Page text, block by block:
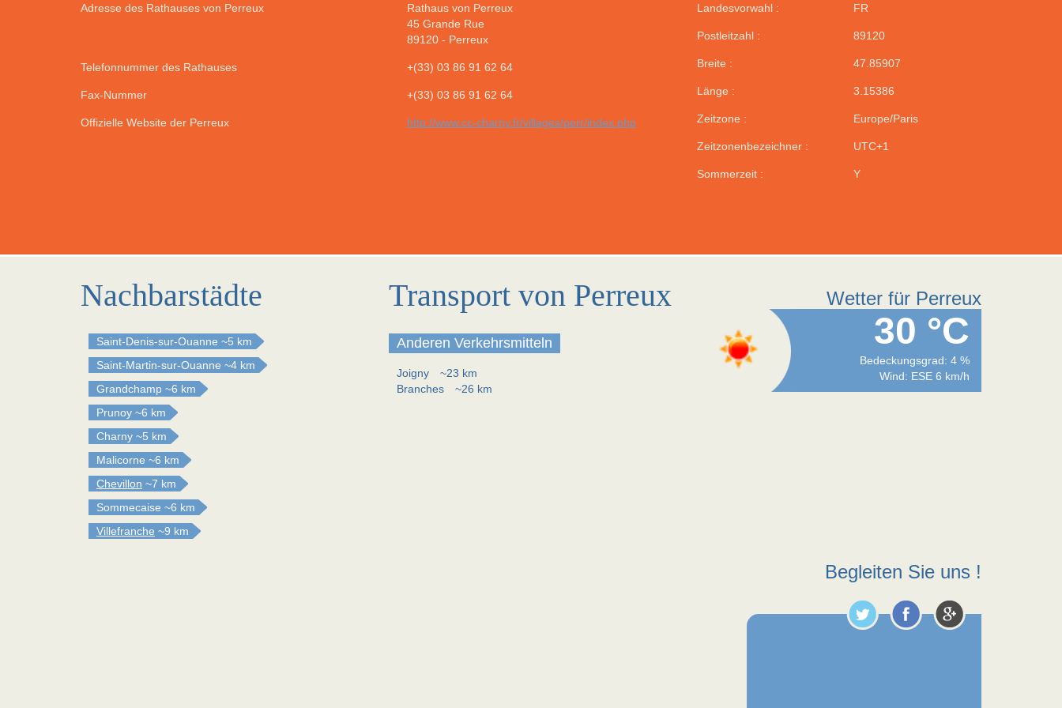
Adresse des Rathauses von Perreux
Rathaus von Perreux
45 Grande Rue
89120- Perreux
Telefonnummer des Rathauses +(33) 03 86 91 62 64
Fax-Nummer +(33) 03 86 91 62 64
Offizielle Website der Perreux http://www.cc-charny.fr/villages/perr/index.php
Landesvorwahl : FR
Postleitzahl : 89120
Breite : 47.85907
Länge : 3.15386
Zeitzone : Europe/Paris
Zeitzonenbezeichner : UTC+1
Sommerzeit : Y
Nachbarstädte
Saint-Denis-sur-Ouanne ~5 km
Saint-Martin-sur-Ouanne ~4 km
Grandchamp ~6 km
Prunoy ~6 km
Charny ~5 km
Malicorne ~6 km
Chevillon ~7 km
Sommecaise ~6 km
Villefranche ~9 km
Transport von Perreux
Anderen Verkehrsmitteln
Joigny
~23 km
Branches
~26 km
Wetter für Perreux
30 °C
Bedeckungsgrad: 4 %
Wind: ESE 6 km/h
Begleiten Sie uns !